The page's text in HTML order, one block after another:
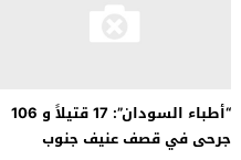
“أطباء السودان”: 17 قتيلاً و 106
جرحى في قصف عنيف جنوب